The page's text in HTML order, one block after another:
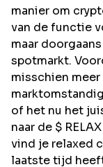
manier om
van de functie
maar
spotmarkt.
misschien
of het nu het
naar de $
vind je relaxed
laatste tijd